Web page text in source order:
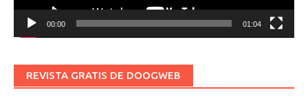
00:00 01:04
REVISTA GRATIS DE DOOGWEB